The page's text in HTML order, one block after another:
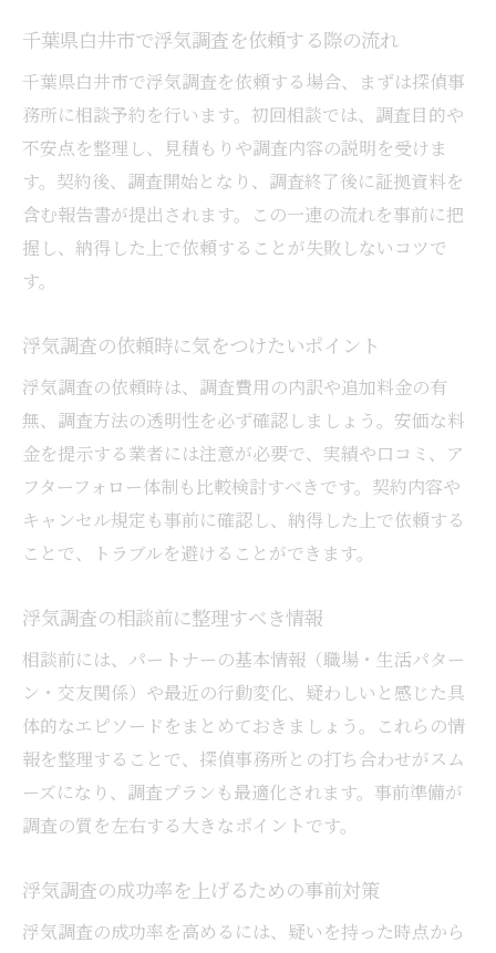
浮気調査の調査員と使用機材について
浮気調査の証拠収集方法と注意点
浮気調査の限界とできることの違い
失敗しないための浮気調査依頼の注意点まとめ
浮気調査依頼時に注意すべきポイント
浮気調査で起こりやすいトラブルと回避法
浮気調査依頼時の個人情報管理の注意点
浮気調査で信頼を築くための心構え
実例から学ぶ千葉県白井市での浮気調査体験談
浮気調査実例で学ぶ依頼前の心構え
浮気調査の体験談から得られた教訓
浮気調査で明らかになった意外な事実
浮気調査の実例にみる成功と失敗の違い
浮気調査体験談から見える選び方のポイン
ト
納得と安心を得る浮気調査の進め方と結論
浮気調査で納得できる結果を得る流れ
浮気調査を通じて安心を手に入れる方法
浮気調査の結果を活かした今後の対応策
浮気調査の総まとめと成功の秘訣
千葉県白井市で浮気調査を依頼する際の流れ
千葉県白井市で浮気調査を依頼する場合、まずは探偵事
務所に相談予約を行います。初回相談では、調査目的や
不安点を整理し、見積もりや調査内容の説明を受けま
す。契約後、調査開始となり、調査終了後に証拠資料を
含む報告書が提出されます。この一連の流れを事前に把
握し、納得した上で依頼することが失敗しないコツで
す。
浮気調査の依頼時に気をつけたいポイント
浮気調査の依頼時は、調査費用の内訳や追加料金の有
無、調査方法の透明性を必ず確認しましょう。安価な料
金を提示する業者には注意が必要で、実績や口コミ、ア
フターフォロー体制も比較検討すべきです。契約内容や
キャンセル規定も事前に確認し、納得した上で依頼する
ことで、トラブルを避けることができます。
浮気調査の相談前に整理すべき情報
相談前には、パートナーの基本情報（職場・生活パター
ン・交友関係）や最近の行動変化、疑わしいと感じた具
体的なエピソードをまとめておきましょう。これらの情
報を整理することで、探偵事務所との打ち合わせがスム
ーズになり、調査プランも最適化されます。事前準備が
調査の質を左右する大きなポイントです。
浮気調査の成功率を上げるための事前対策
浮気調査の成功率を高めるには、疑いを持った時点から